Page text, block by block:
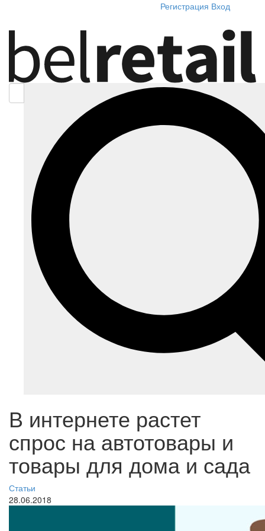
Регистрация Вход
В интернете растет
спрос на автотовары и
товары для дома и сада
Статьи
28.06.2018